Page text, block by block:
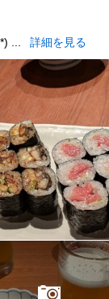
... 詳細を見る